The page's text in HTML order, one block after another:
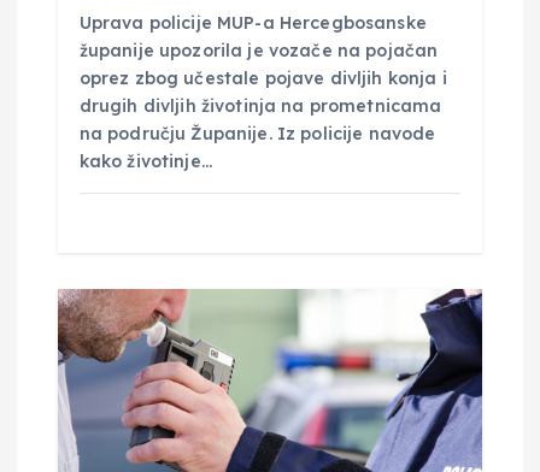
Uprava policije MUP-a Hercegbosanske
županije upozorila je vozače na pojačan
oprez zbog učestale pojave divljih konja i
drugih divljih životinja na prometnicama
na području Županije. Iz policije navode
kako životinje…